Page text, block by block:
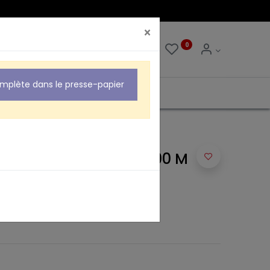
0
JACK 3.5 STÉRÉO 3,00 M
×
dans le presse-papier